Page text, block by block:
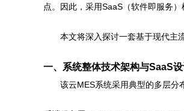
点。因此，采用SaaS（软件即服务
本文将深入探讨一套基于现代主
一、系统整体技术架构与SaaS
该云MES系统采用典型的多层分